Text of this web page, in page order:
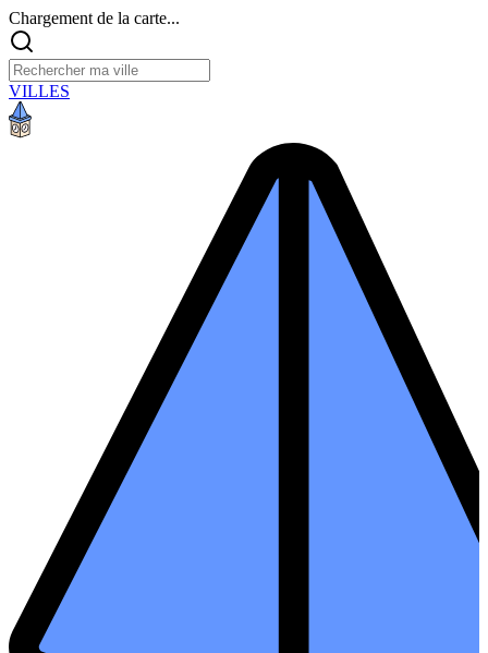
Chargement de la carte...
VILLES